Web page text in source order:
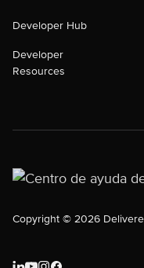
Developer Hub
Developer
Resources
Copyright © 2026